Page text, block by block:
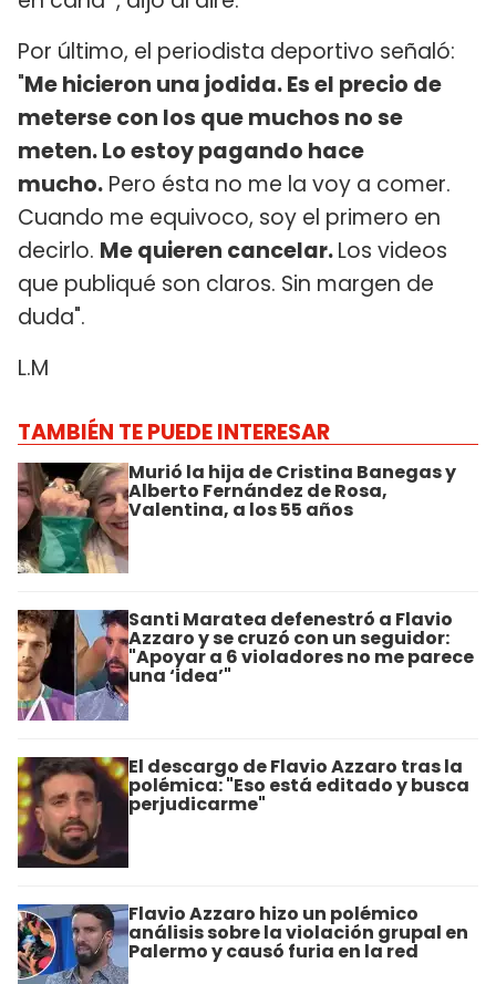
Por último, el periodista deportivo señaló:
"Me hicieron una jodida. Es el precio de
meterse con los que muchos no se
meten. Lo estoy pagando hace
mucho. Pero ésta no me la voy a comer.
Cuando me equivoco, soy el primero en
decirlo. Me quieren cancelar.Los videos
que publiqué son claros. Sin margen de
duda".
L.M
TAMBIÉN TE PUEDE INTERESAR
Murió la hija de Cristina Banegas y
Alberto Fernández de Rosa,
Valentina, a los 55 años
Santi Maratea defenestró a Flavio
Azzaro y se cruzó con un seguidor:
"Apoyar a 6 violadores no me parece
una ‘idea’"
El descargo de Flavio Azzaro tras la
polémica: "Eso está editado y busca
perjudicarme"
Flavio Azzaro hizo un polémico
análisis sobre la violación grupal en
Palermo y causó furia en la red